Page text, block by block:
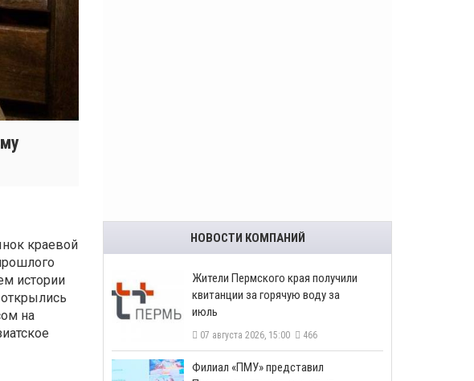
краевой
истории
на
НОВОСТИ КОМПАНИЙ
​Жители Пермского края получили
квитанции за горячую воду за
июль
07 августа 2026, 15:00 466
​Филиал «ПМУ» представил